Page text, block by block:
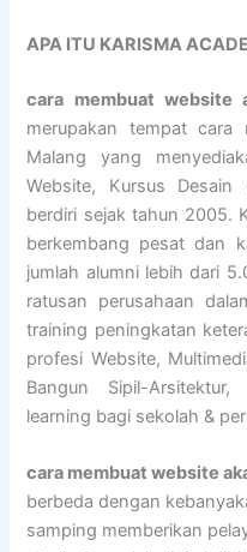
APA ITU KARISMA
cara membuat website
merupakan tempat cara
Malang yang
Website, Kursus
berdiri sejak tahun 2005.
berkembang pesat dan
jumlah alumni lebih dari
ratusan perusahaan
training peningkatan
profesi Website,
Bangun Sipil-
learning bagi sekolah &
cara membuat website
berbeda dengan
samping memberikan